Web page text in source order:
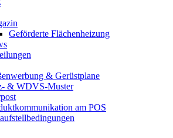
Geförderte Flächenheizung
& Gerüstplane
& WDVS-Muster
am POS